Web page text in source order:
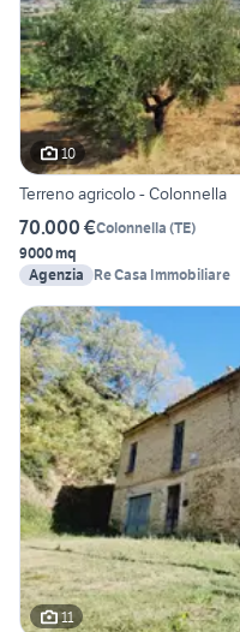
10
Terreno agricolo - Colonnella
70.000 €Colonnella (TE)
9000 mq
Agenzia
Re Casa Immobiliare
11